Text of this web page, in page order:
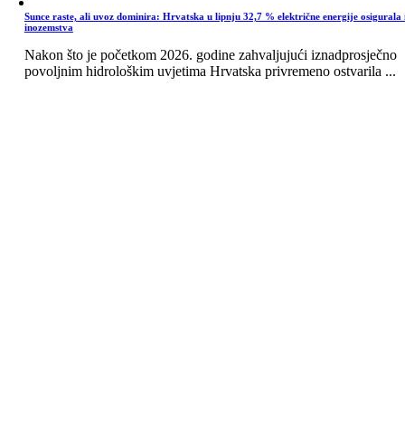
Sunce raste, ali uvoz dominira: Hrvatska u lipnju 32,7 % električne energije osigurala
inozemstva
Nakon što je početkom 2026. godine zahvaljujući iznadprosječno
povoljnim hidrološkim uvjetima Hrvatska privremeno ostvarila ...